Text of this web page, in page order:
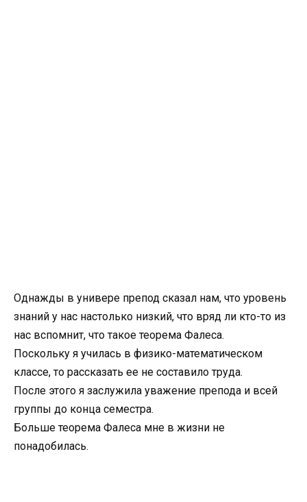
Однажды в универе препод сказал нам, что уровень
знаний у нас настолько низкий, что вряд ли кто-то из
нас вспомнит, что такое теорема Фалеса.
Поскольку я училась в физико-математическом
классе, то рассказать ее не составило труда.
После этого я заслужила уважение препода и всей
группы до конца семестра.
Больше теорема Фалеса мне в жизни не
понадобилась.